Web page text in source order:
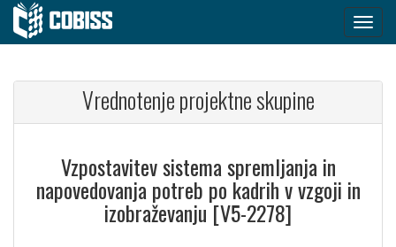
Vrednotenje projektne skupine
Vzpostavitev sistema spremljanja in
napovedovanja potreb po kadrih v vzgoji in
izobraževanju [V5-2278]